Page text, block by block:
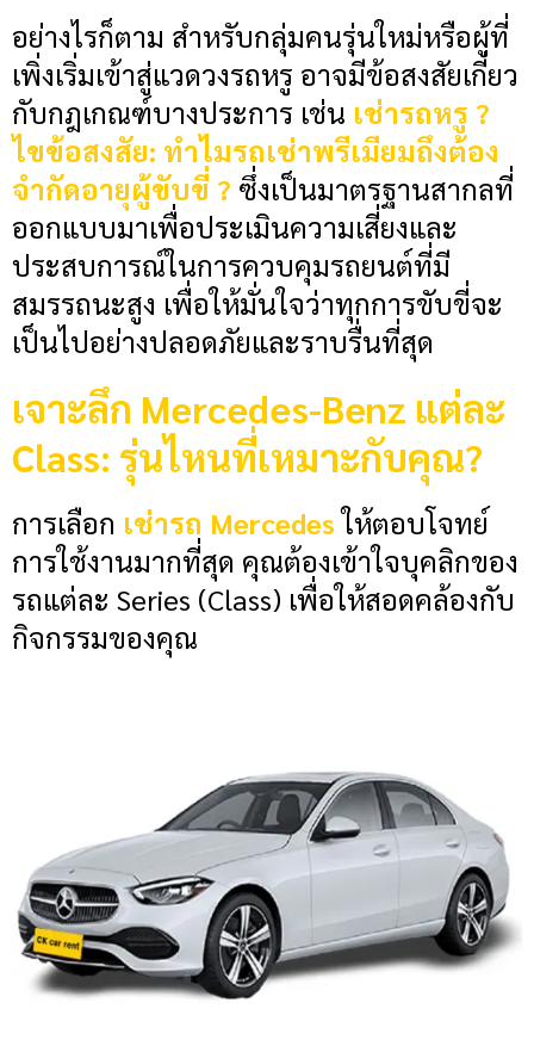
อย่างไรก็ตาม สำหรับกลุ่มคนรุ่นใหม่หรือผู้ที่
เพิ่งเริ่มเข้าสู่แวดวงรถหรู อาจมีข้อสงสัยเกี่ยว
กับกฎเกณฑ์บางประการ เช่น เช่ารถหรู ?
ไขข้อสงสัย: ทำไมรถเช่าพรีเมียมถึงต้อง
จำกัดอายุผู้ขับขี่ ? ซึ่งเป็นมาตรฐานสากลที่
ออกแบบมาเพื่อประเมินความเสี่ยงและ
ประสบการณ์ในการควบคุมรถยนต์ที่มี
สมรรถนะสูง เพื่อให้มั่นใจว่าทุกการขับขี่จะ
เป็นไปอย่างปลอดภัยและราบรื่นที่สุด
เจาะลึก Mercedes-Benz แต่ละ
Class: รุ่นไหนที่เหมาะกับคุณ?
การเลือก เช่ารถ Mercedesให้ตอบโจทย์
การใช้งานมากที่สุด คุณต้องเข้าใจบุคลิกของ
รถแต่ละ Series (Class) เพื่อให้สอดคล้องกับ
กิจกรรมของคุณ